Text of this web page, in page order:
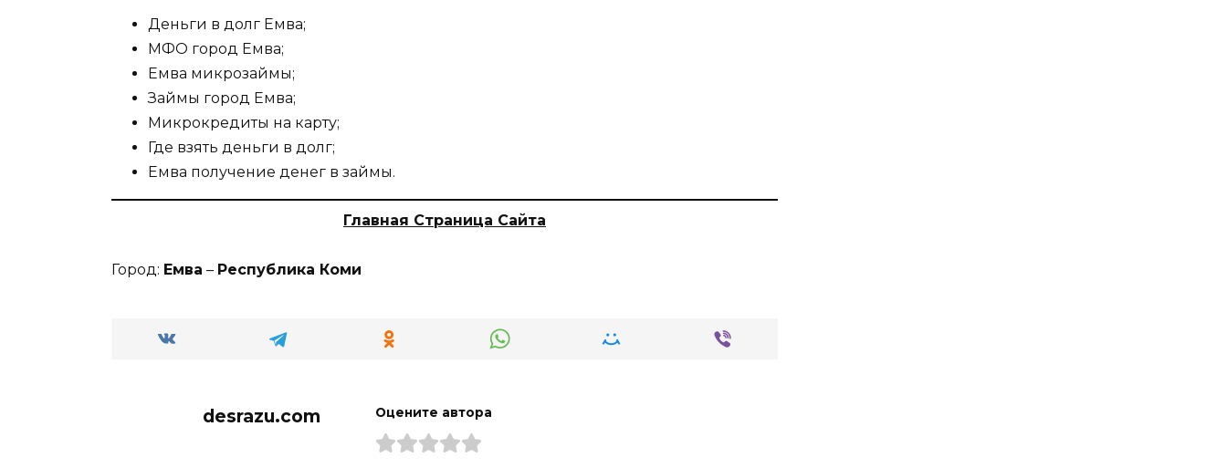
Деньги в долг Емва;
МФО город Емва;
Емва микрозаймы;
Займы город Емва;
Микрокредиты на карту;
Где взять деньги в долг;
Емва получение денег в займы.
Главная Страница Сайта
Город: Емва – Республика Коми
desrazu.com Оцените автора